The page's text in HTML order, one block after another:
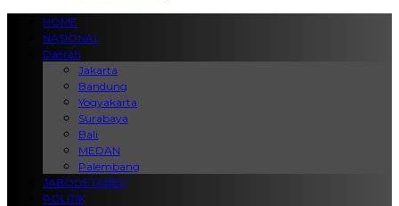
HOME
NASIONAL
Daerah
Jakarta
Bandung
Yogyakarta
Surabaya
Bali
MEDAN
Palembang
JABODETABEK
POLITIK